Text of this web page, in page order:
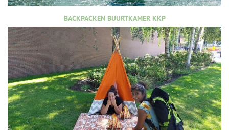
BACKPACKEN BUURTKAMER KKP